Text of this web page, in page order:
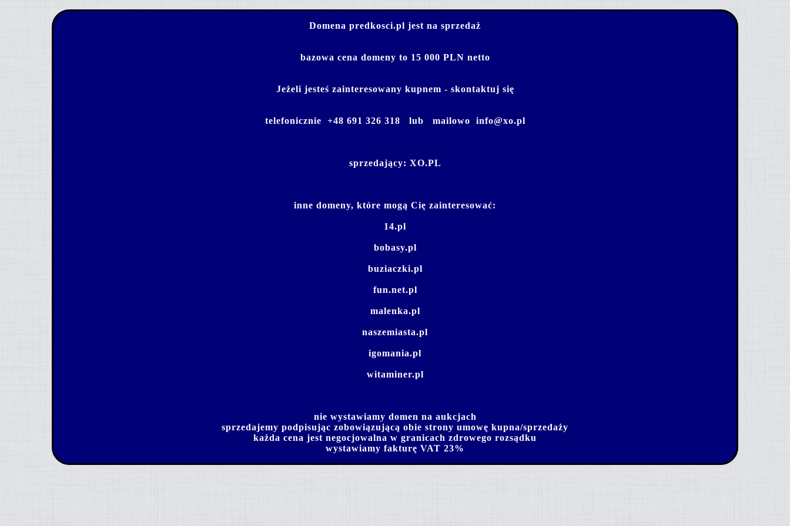
Domena predkosci.pl jest na sprzedaż
bazowa cena domeny to 15 000 PLN netto
Jeżeli jesteś zainteresowany kupnem - skontaktuj się
telefonicznie +48 691 326 318 lub mailowo info@xo.pl
sprzedający: XO.PL
inne domeny, które mogą Cię zainteresować:
14.pl
bobasy.pl
buziaczki.pl
fun.net.pl
malenka.pl
naszemiasta.pl
igomania.pl
witaminer.pl
nie wystawiamy domen na aukcjach
sprzedajemy podpisując zobowiązującą obie strony umowę kupna/sprzedaży
każda cena jest negocjowalna w granicach zdrowego rozsądku
wystawiamy fakturę VAT 23%